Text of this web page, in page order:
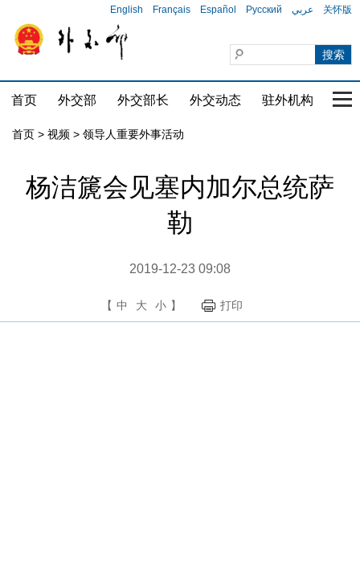
English Français Español Русский عربي 关怀版
首页 外交部 外交部长 外交动态 驻外机构 国
首页 > 视频 > 领导人重要外事活动
杨洁篪会见塞内加尔总统萨
勒
2019-12-23 09:08
【 中 大 小 】 打印